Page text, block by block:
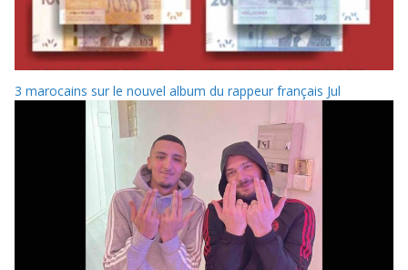
3 marocains sur le nouvel album du rappeur français Jul